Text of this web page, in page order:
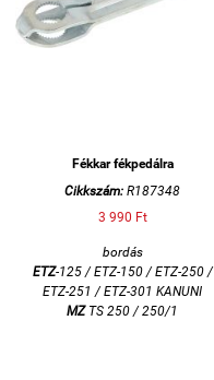
Fékkar fékpedálra
Cikkszám: R187348
3 990 Ft
bordás
ETZ-125 / ETZ-150 / ETZ-250 /
ETZ-251 / ETZ-301 KANUNI
MZTS 250 / 250/1